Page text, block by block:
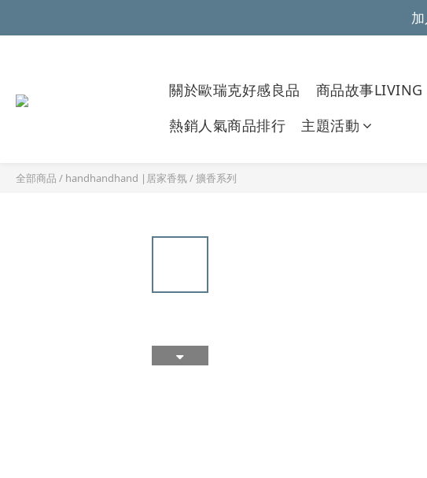
關於歐瑞克好感良品 商品故事LIVING
熱銷人氣商品排行
主題活動
全部商品 / handhandhand |居家香氛/擴香系列